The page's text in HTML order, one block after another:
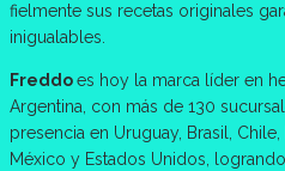
fielmente sus recetas originales
inigualables.
Freddoes hoy la marca líder en
Argentina, con más de 130
presencia en Uruguay, Brasil, Chile,
México y Estados Unidos,